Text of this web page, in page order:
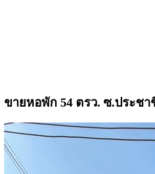
ขายหอพัก 54 ตรว. ซ.ประช